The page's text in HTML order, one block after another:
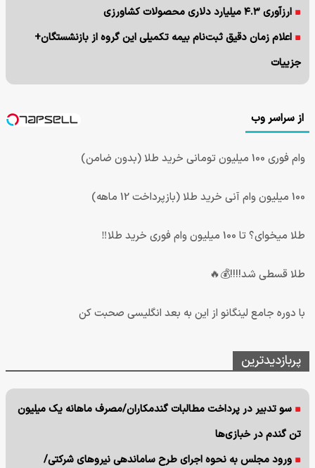
ارزآوری ۴.۳ میلیارد دلاری محصولات کشاورزی
اعلام زمان دقیق ثبت‌نام بیمه تکمیلی این گروه از بازنشستگان+
جزییات
از سراسر وب
وام فوری 100 میلیون تومانی خرید طلا (بدون ضامن)
100 میلیون وام آنی خرید طلا (بازپرداخت 12 ماهه)
طلا میخوای؟ تا 100 میلیون وام فوری خرید طلا‼️
طلا قسطی شد!!!!💰🔥
با دوره جامع لینگانو از این به بعد انگلیسی صحبت کن
پربازدیدترین
سو تدبیر در پرداخت مطالبات گندمکاران/مصرف ماهانه یک میلیون
تن گندم در خبازی‌ها
ورود مجلس به نحوه اجرای طرح ساماندهی نیروهای شرکتی/